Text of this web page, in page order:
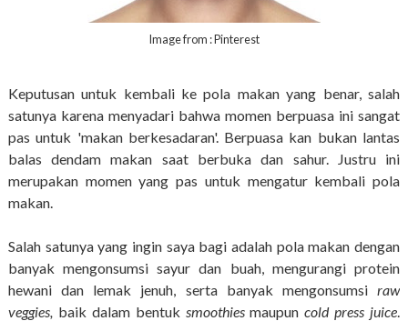
Image from : Pinterest
Keputusan untuk kembali ke pola makan yang benar, salah
satunya karena menyadari bahwa momen berpuasa ini sangat
pas untuk 'makan berkesadaran'. Berpuasa kan bukan lantas
balas dendam makan saat berbuka dan sahur. Justru ini
merupakan momen yang pas untuk mengatur kembali pola
makan.
Salah satunya yang ingin saya bagi adalah pola makan dengan
banyak mengonsumsi sayur dan buah, mengurangi protein
hewani dan lemak jenuh, serta banyak mengonsumsiraw
veggies, baik dalam bentuk smoothiesmaupuncold press juice.